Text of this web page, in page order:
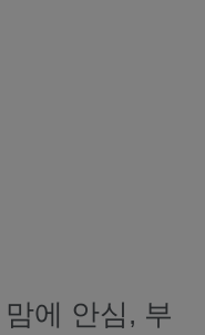
에 안심, 부